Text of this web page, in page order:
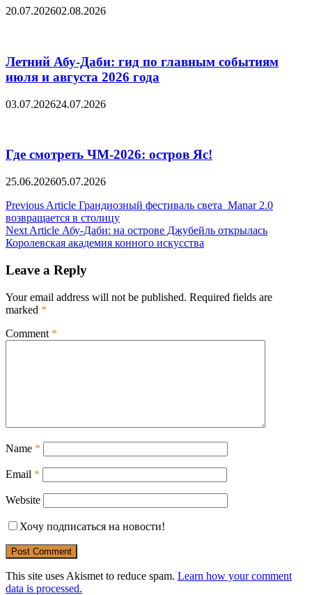
20.07.202602.08.2026
Летний Абу-Даби: гид по главным событиям
июля и августа 2026 года
03.07.202624.07.2026
Где смотреть ЧМ-2026: остров Яс!
25.06.202605.07.2026
Post
navigation
Previous Article Грандиозный фестиваль света Manar 2.0
возвращается в столицу
Next Article Абу-Даби: на острове Джубейль открылась
Королевская академия конного искусства
Leave a Reply
Your email address will not be published. Required fields are
marked *
Comment *
Name *
Email *
Website
Хочу подписаться на новости!
This site uses Akismet to reduce spam. Learn how your comment
data is processed.